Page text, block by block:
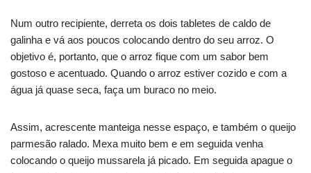
Num outro recipiente, derreta os dois tabletes de caldo de
galinha e vá aos poucos colocando dentro do seu arroz. O
objetivo é, portanto, que o arroz fique com um sabor bem
gostoso e acentuado. Quando o arroz estiver cozido e com a
água já quase seca, faça um buraco no meio.
Assim, acrescente manteiga nesse espaço, e também o queijo
parmesão ralado. Mexa muito bem e em seguida venha
colocando o queijo mussarela já picado. Em seguida apague o